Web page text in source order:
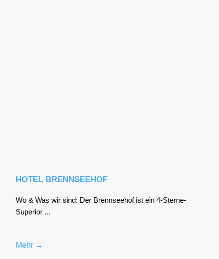
HOTEL BRENNSEEHOF
Wo & Was wir sind: Der Brenn­see­hof ist ein 4‑S­ter­ne-
Supe­ri­or ...
Mehr →